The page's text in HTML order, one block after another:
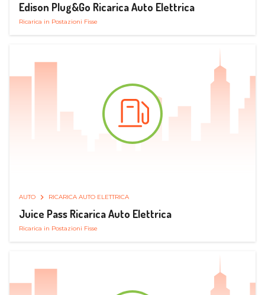
Edison Plug&Go Ricarica Auto Elettrica
Ricarica in Postazioni Fisse
AUTO RICARICA AUTO ELETTRICA
Juice Pass Ricarica Auto Elettrica
Ricarica in Postazioni Fisse